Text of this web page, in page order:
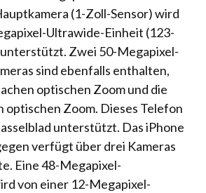
(1-Zoll-Sensor) wird
Ultrawide-Einheit (123-
Zwei 50-Megapixel-
sind ebenfalls enthalten,
optischen Zoom und die
optischen Zoom. Dieses Telefon
unterstützt. Das iPhone
verfügt über drei Kameras
Eine 48-Megapixel-
von einer 12-Megapixel-